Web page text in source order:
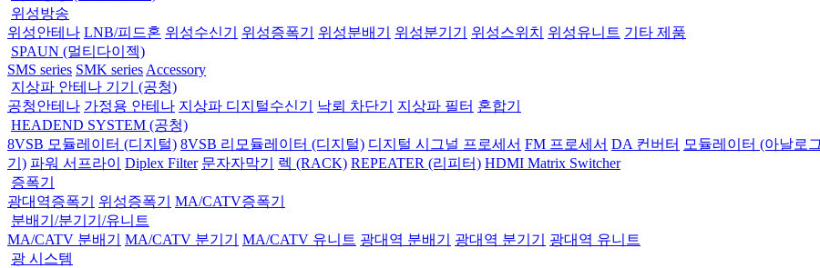
위성방송
위성안테나 LNB/피드혼 위성수신기 위성증폭기 위성분배기 위성분기기 위성스위치 위성유니트 기타 제품
SPAUN (멀티다이젝)
SMS series SMK series Accessory
지상파 안테나 기기 (공청)
공청안테나 가정용 안테나 지상파 디지털수신기 낙뢰 차단기 지상파 필터 혼합기
HEADEND SYSTEM (공청)
8VSB 모듈레이터 (디지털) 8VSB 리모듈레이터 (디지털) 디지털 시그널 프로세서 FM 프로세서 DA 컨버터 모듈레이터 (아날로
기) 파워 서프라이 Diplex Filter 문자자막기 렉 (RACK) REPEATER (리피터) HDMI Matrix Switcher
증폭기
광대역증폭기
위성증폭기
MA/CATV증폭기
분배기/분기기/유니트
MA/CATV 분배기
MA/CATV 분기기 MA/CATV 유니트 광대역 분배기 광대역 분기기
광대역 유니트
광 시스템